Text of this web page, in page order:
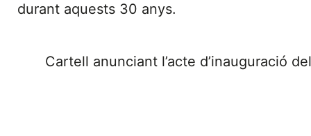
durant aquests 30 anys.
Cartell anunciant l’acte d’inauguració